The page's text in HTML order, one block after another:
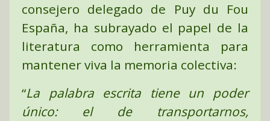
consejero delegado de Puy du Fou
España, ha subrayado el papel de la
literatura como herramienta para
mantener viva la memoria colectiva:
“La palabra escrita tiene un poder
único: el de transportarnos,